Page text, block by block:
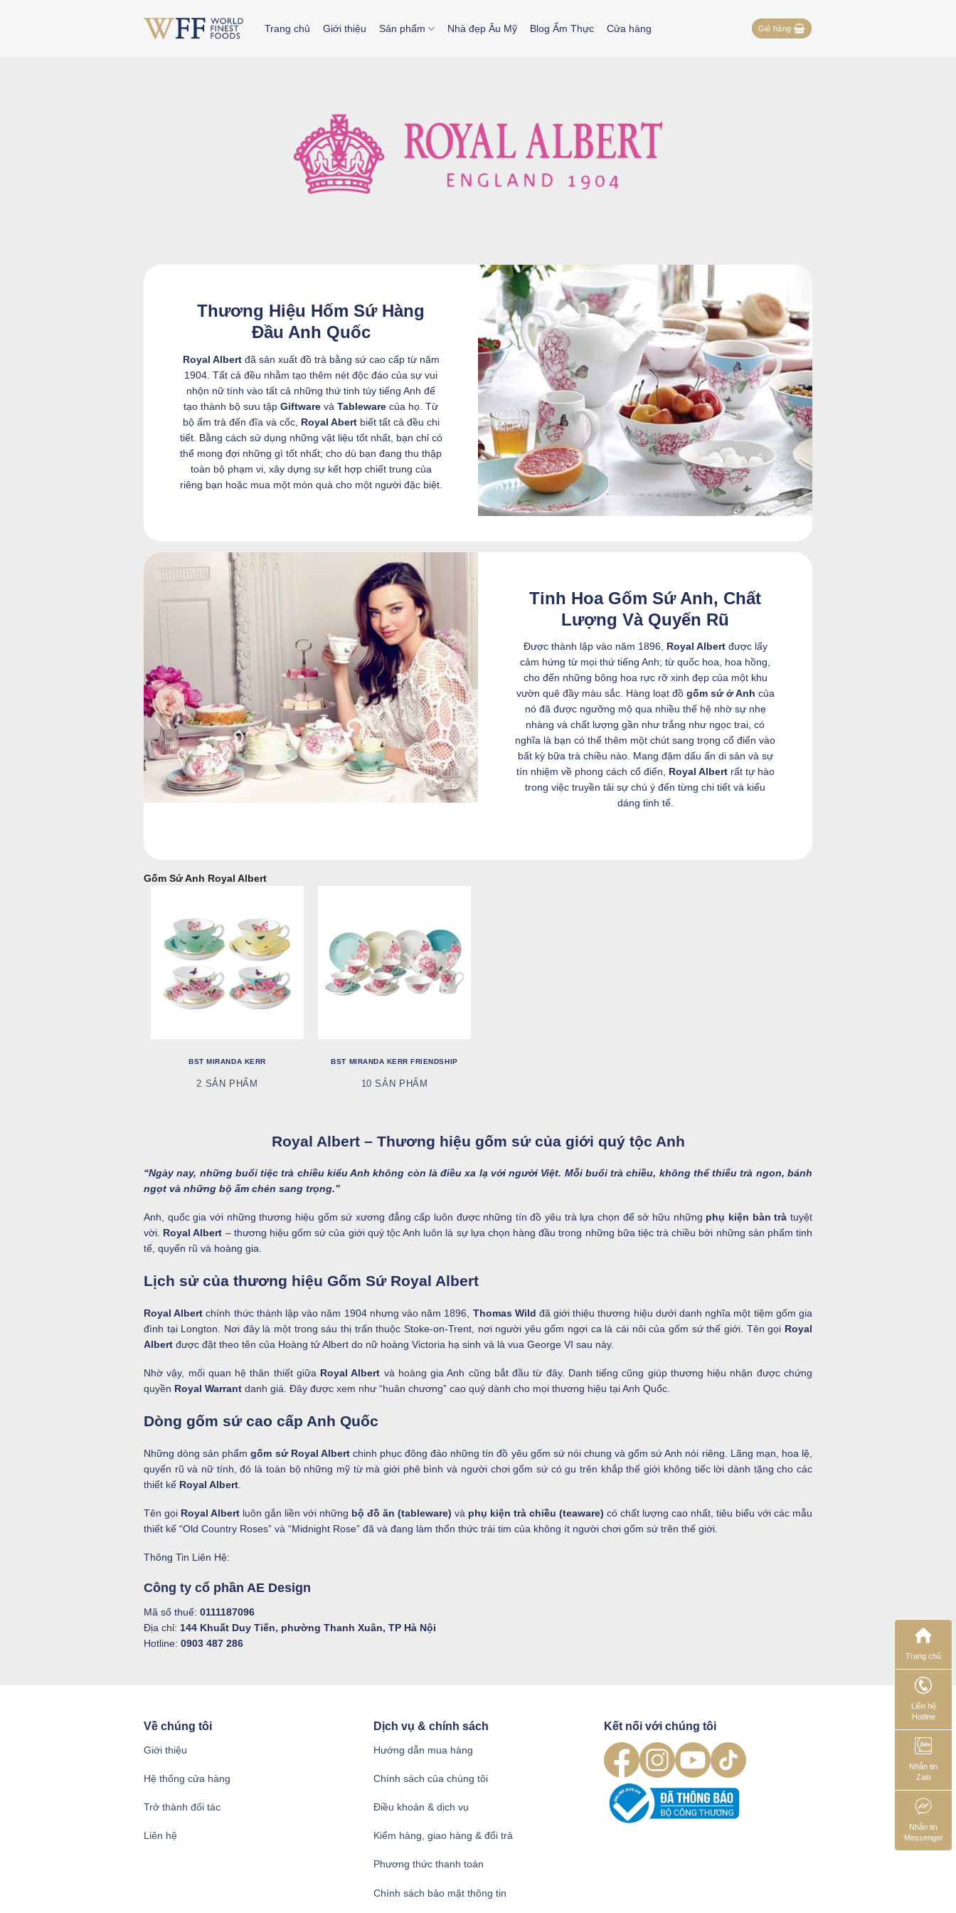
Trang chủ Giới thiệu Sản phẩm Nhà đẹp Âu Mỹ Blog Ẩm Thực Cửa hàng Giỏ hàng
Thương Hiệu Hốm Sứ Hàng
Đầu Anh Quốc
Royal Albertđã sản xuất đồ trà bằng sứ cao cấp từ năm
1904. Tất cả đều nhằm tạo thêm nét độc đáo của sự vui
nhộn nữ tính vào tất cả những thứ tinh túy tiếng Anh để
tạo thành bộ sưu tập Giftware và Tableware của họ. Từ
bộ ấm trà đến đĩa và cốc, Royal Abertbiết tất cả đều chi
tiết. Bằng cách sử dụng những vật liệu tốt nhất, bạn chỉ có
thể mong đợi những gì tốt nhất; cho dù bạn đang thu thập
toàn bộ phạm vi, xây dựng sự kết hợp chiết trung của
riêng bạn hoặc mua một món quà cho một người đặc biệt.
Tinh Hoa Gốm Sứ Anh, Chất
Lượng Và Quyến Rũ
Được thành lập vào năm 1896, Royal Albertđược lấy
cảm hứng từ mọi thứ tiếng Anh; từ quốc hoa, hoa hồng,
cho đến những bông hoa rực rỡ xinh đẹp của một khu
vườn quê đầy màu sắc. Hàng loạt đồ gốm sứ ở Anh của
nó đã được ngưỡng mộ qua nhiều thế hệ nhờ sự nhẹ
nhàng và chất lượng gần như trắng như ngọc trai, có
nghĩa là bạn có thể thêm một chút sang trọng cổ điển vào
bất kỳ bữa trà chiều nào. Mang đậm dấu ấn di sản và sự
tín nhiệm về phong cách cổ điển, Royal Albertrất tự hào
trong việc truyền tải sự chú ý đến từng chi tiết và kiểu
dáng tinh tế.
Gốm Sứ Anh Royal Albert
BST MIRANDA KERR
2 SẢN PHẨM
BST MIRANDA KERR FRIENDSHIP
10 SẢN PHẨM
Royal Albert – Thương hiệu gốm sứ của giới quý tộc Anh
“Ngày nay, những buổi tiệc trà chiều kiểu Anh không còn là điều xa lạ với người Việt. Mỗi buổi trà chiều, không thể thiếu trà ngon, bánh
ngọt và những bộ ấm chén sang trọng.”
Anh, quốc gia với những thương hiệu gốm sứ xương đẳng cấp luôn được những tín đồ yêu trà lựa chọn để sở hữu những phụ kiện bàn trà tuyệt
vời. Royal Albert – thương hiệu gốm sứ của giới quý tộc Anh luôn là sự lựa chọn hàng đầu trong những bữa tiệc trà chiều bởi những sản phẩm tinh
tế, quyến rũ và hoàng gia.
Lịch sử của thương hiệu Gốm Sứ Royal Albert
Royal Albert chính thức thành lập vào năm 1904 nhưng vào năm 1896, Thomas Wild đã giới thiệu thương hiệu dưới danh nghĩa một tiệm gốm gia
đình tại Longton. Nơi đây là một trong sáu thị trấn thuộc Stoke-on-Trent, nơi người yêu gốm ngợi ca là cái nôi của gốm sứ thế giới. Tên gọi Royal
Albert được đặt theo tên của Hoàng tử Albert do nữ hoàng Victoria hạ sinh và là vua George VI sau này.
Nhờ vậy, mối quan hệ thân thiết giữa Royal Albert và hoàng gia Anh cũng bắt đầu từ đây. Danh tiếng cũng giúp thương hiệu nhận được chứng
quyền Royal Warrant danh giá. Đây được xem như “huân chương” cao quý dành cho mọi thương hiệu tại Anh Quốc.
Dòng gốm sứ cao cấp Anh Quốc
Những dòng sản phẩmgốm sứ Royal Albertchinh phục đông đảo những tín đồ yêu gốm sứ nói chung và gốm sứ Anh nói riêng. Lãng mạn, hoa lệ,
quyến rũ và nữ tính, đó là toàn bộ những mỹ từ mà giới phê bình và người chơi gốm sứ có gu trên khắp thế giới không tiếc lời dành tặng cho các
thiết kế Royal Albert
Tên gọi Royal Albert luôn gắn liền với những bộ đồ ăn (tableware) và phụ kiện trà chiều (teaware) có chất lượng cao nhất, tiêu biểu với các mẫu
thiết kế “Old Country Roses” và “Midnight Rose” đã và đang làm thổn thức trái tim của không ít người chơi gốm sứ trên thế giới.
Thông Tin Liên Hệ:
Công ty cổ phần AE Design
Mã số thuế: 0111187096
Địa chỉ: 144 Khuất Duy Tiến, phường Thanh Xuân, TP Hà Nội
Hotline: 0903 487 286
Về chúng tôi
Giới thiệu
Hệ thống cửa hàng
Trở thành đối tác
Liên hệ
Dịch vụ & chính sách
Hướng dẫn mua hàng
Chính sách của chúng tôi
Điều khoản & dịch vụ
Kiểm hàng, giao hàng & đổi trả
Phương thức thanh toán
Chính sách bảo mật thông tin
Kết nối với chúng tôi
Trang chủ
Liên hệ
Hotline
Nhắn tin
Zalo
Nhắn tin
Messenger